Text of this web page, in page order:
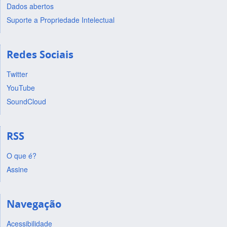
Dados abertos
Suporte a Propriedade Intelectual
Redes Sociais
Twitter
YouTube
SoundCloud
RSS
O que é?
Assine
Navegação
Acessibilidade